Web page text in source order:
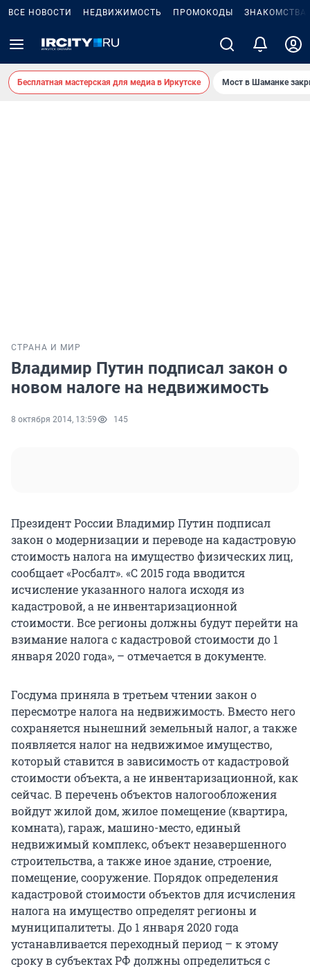
ВСЕ НОВОСТИ НЕДВИЖИМОСТЬ ПРОМОКОДЫ ЗНАКОМСТВА
Бесплатная мастерская для медиа в Иркутске Мост в Шаманке
СТРАНА И МИР
Владимир Путин подписал закон о
новом налоге на недвижимость
8 октября 2014, 13:59 145
Президент России Владимир Путин подписал
закон о модернизации и переводе на кадастровую
стоимость налога на имущество физических лиц,
сообщает «Росбалт». «С 2015 года вводится
исчисление указанного налога исходя из
кадастровой, а не инвентаризационной
стоимости. Все регионы должны будут перейти на
взимание налога с кадастровой стоимости до 1
января 2020 года», – отмечается в документе.
Госдума приняла в третьем чтении закон о
пересмотре налога на недвижимость. Вместо него
сохраняется нынешний земельный налог, а также
появляется налог на недвижимое имущество,
который ставится в зависимость от кадастровой
стоимости объекта, а не инвентаризационной, как
сейчас. В перечень объектов налогообложения
войдут жилой дом, жилое помещение (квартира,
комната), гараж, машино-место, единый
недвижимый комплекс, объект незавершенного
строительства, а также иное здание, строение,
помещение, сооружение. Порядок определения
кадастровой стоимости объектов для исчисления
налога на имущество определят регионы и
муниципалитеты. До 1 января 2020 года
устанавливается переходный период – к этому
сроку в субъектах РФ должны определиться с